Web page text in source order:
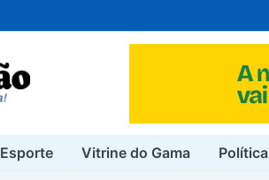
Esporte Vitrine do Gama Política